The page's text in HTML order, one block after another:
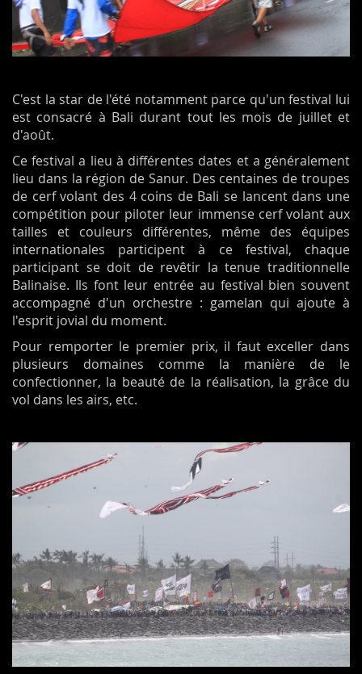
C'est la star de l'été notamment parce qu'un festival lui
est consacré à Bali durant tout les mois de juillet et
d'août.
Ce festival a lieu à différentes dates et a généralement
lieu dans la région de Sanur. Des centaines de troupes
de cerf volant des 4 coins de Bali se lancent dans une
compétition pour piloter leur immense cerf volant aux
tailles et couleurs différentes, même des équipes
internationales participent à ce festival, chaque
participant se doit de revêtir la tenue traditionnelle
Balinaise. Ils font leur entrée au festival bien souvent
accompagné d'un orchestre : gamelan qui ajoute à
l'esprit jovial du moment.
Pour remporter le premier prix, il faut exceller dans
plusieurs domaines comme la manière de le
confectionner, la beauté de la réalisation, la grâce du
vol dans les airs, etc.